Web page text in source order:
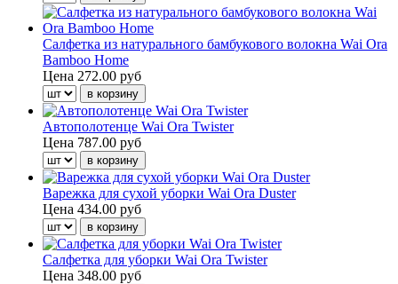
Салфетка из натурального бамбукового волокна Wai Ora
Bamboo Home
Цена 272.00 руб
Автополотенце Wai Ora Twister
Цена 787.00 руб
Варежка для сухой уборки Wai Ora Duster
Цена 434.00 руб
Салфетка для уборки Wai Ora Twister
Цена 348.00 руб